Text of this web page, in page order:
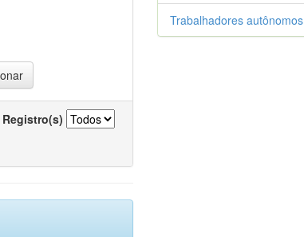
Registro(s)
Trabalhadores autônomos